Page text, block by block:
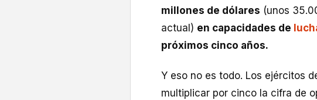
millones de dólares (unos
actual) en capacidades de
próximos cinco años.
Y eso no es todo. Los ejércitos
multiplicar por cinco la cifra de